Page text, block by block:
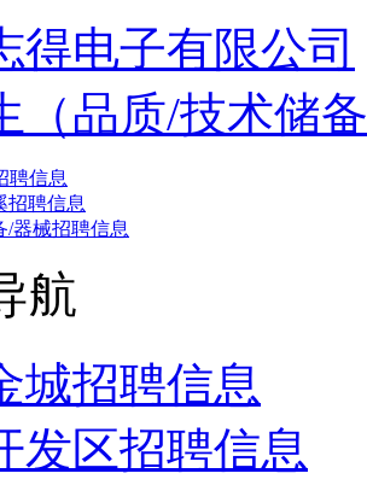
得电子有限公司
（品质/技术储
聘信息
招聘信息
/器械招聘信息
航
城招聘信息
发区招聘信息